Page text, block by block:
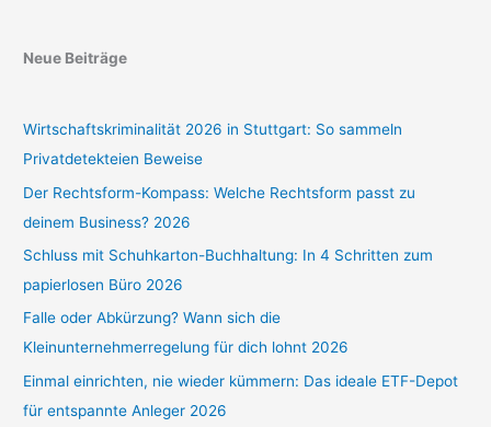
Neue Beiträge
Wirtschaftskriminalität 2026 in Stuttgart: So sammeln
Privatdetekteien Beweise
Der Rechtsform-Kompass: Welche Rechtsform passt zu
deinem Business? 2026
Schluss mit Schuhkarton-Buchhaltung: In 4 Schritten zum
papierlosen Büro 2026
Falle oder Abkürzung? Wann sich die
Kleinunternehmerregelung für dich lohnt 2026
Einmal einrichten, nie wieder kümmern: Das ideale ETF-Depot
für entspannte Anleger 2026